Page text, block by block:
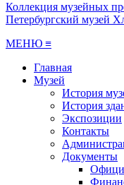
Коллекция музейных
Петербургский музей
МЕНЮ ≡
Главная
Музей
История
История
Экспозиции
Контакты
Документы